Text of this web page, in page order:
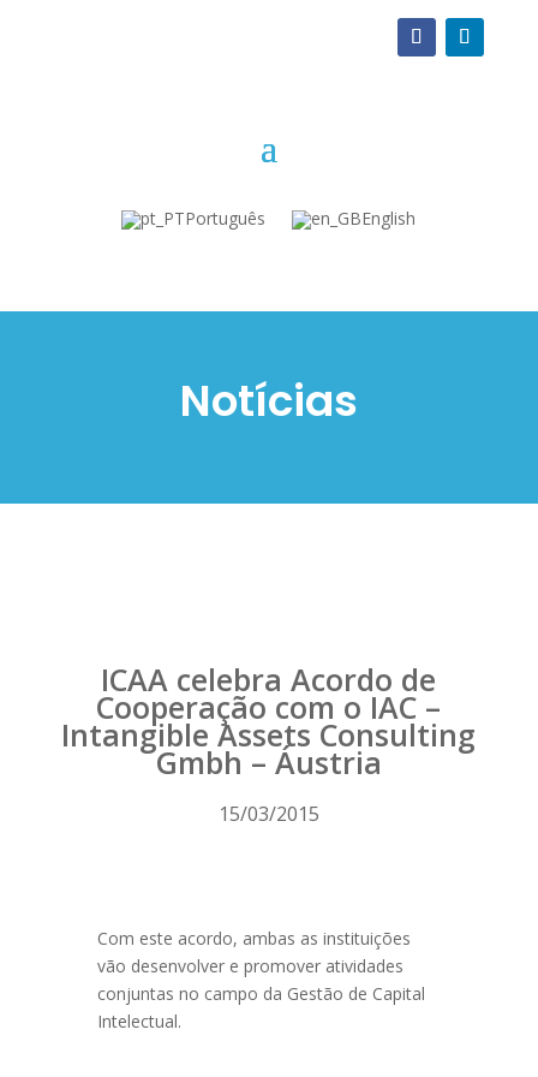
Português English
Notícias
ICAA celebra Acordo de
Cooperação com o IAC –
Intangible Assets Consulting
Gmbh – Áustria
15/03/2015
Com este acordo, ambas as instituições
vão desenvolver e promover atividades
conjuntas no campo da Gestão de Capital
Intelectual.